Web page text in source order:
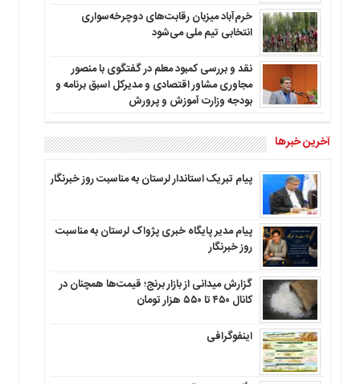
خرم‌آباد میزبان رقابت‌های دوچرخه‌سواری
انتخابی تیم ملی می‌شود
نقد و بررسی کمبود معلم در گفتگوی با منصور
مجاوری مشاور اقتصادی و مدیرکل اسبق برنامه و
بودجه وزارت آموزش و پرورش
آخرین خبرها
پیام تبریک استاندار لرستان به‌ مناسبت روز خبرنگار
پیام مدیر پایگاه خبری پژواک لرستان به مناسبت
روز خبرنگار
گزارش میدانی از بازار برنج؛ قیمت‌ها همچنان در
کانال ۴۵۰ تا ۵۵۰ هزار تومان
اینفوگرافی